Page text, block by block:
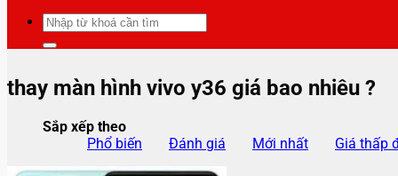
Tìm
kiếm:
thay màn hình vivo y36 giá bao nhiêu ?
Sắp xếp theo
Phổ biến
Đánh giá Mới nhất Giá thấp